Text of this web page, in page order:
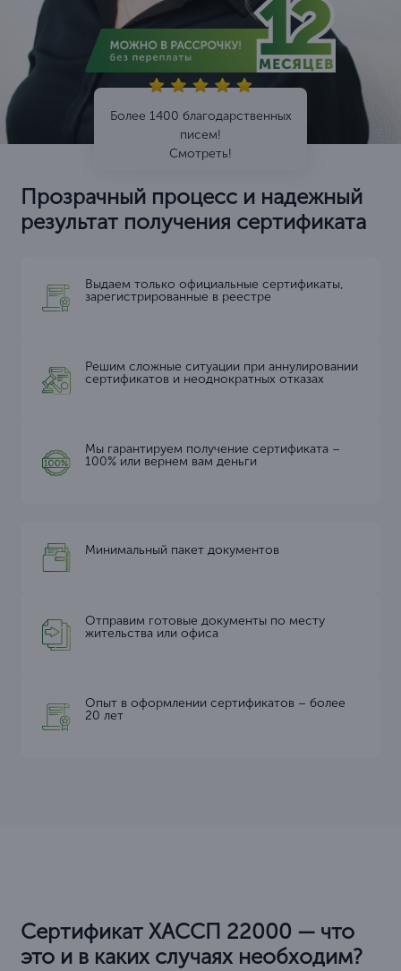
Более 1400 благодарственных
писем!
Смотреть!
Прозрачный процесс и надежный
результат получения сертификата
Выдаем только официальные сертификаты,
зарегистрированные в реестре
Решим сложные ситуации при аннулировании
сертификатов и неоднократных отказах
Мы гарантируем получение сертификата –
100% или вернем вам деньги
Минимальный пакет документов
Отправим готовые документы по месту
жительства или офиса
Опыт в оформлении сертификатов – более
20 лет
Сертификат ХАССП 22000 — что
это и в каких случаях необходим?